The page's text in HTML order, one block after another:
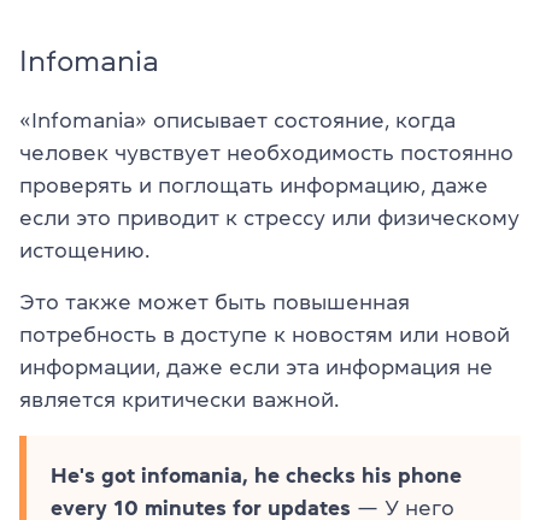
Infomania
«Infomania» описывает состояние, когда
человек чувствует необходимость постоянно
проверять и поглощать информацию, даже
если это приводит к стрессу или физическому
истощению.
Это также может быть повышенная
потребность в доступе к новостям или новой
информации, даже если эта информация не
является критически важной.
He's got infomania, he checks his phone
every 10 minutes for updates — У него